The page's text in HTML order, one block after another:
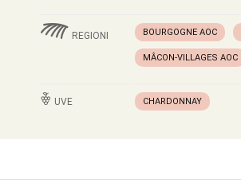
REGIONI BOURGOGNE AOC
MÂCON-VILLAGES AOC
UVE CHARDONNAY